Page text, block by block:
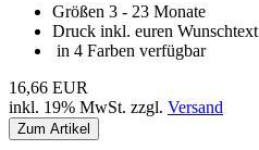
Größen 3 - 23 Monate
Druck inkl. euren Wunschtext
in 4 Farben verfügbar
16,66 EUR
inkl. 19% MwSt. zzgl. Versand
Zum Artikel